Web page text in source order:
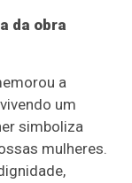
da obra
a
um
simboliza
mulheres.